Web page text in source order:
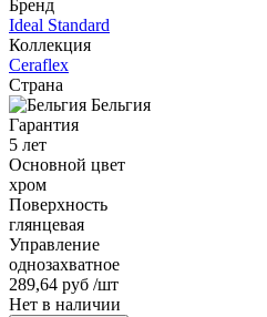
Бренд
Ideal Standard
Коллекция
Ceraflex
Страна
Бельгия
Гарантия
5 лет
Основной цвет
хром
Поверхность
глянцевая
Управление
однозахватное
289,64 руб /шт
Нет в наличии